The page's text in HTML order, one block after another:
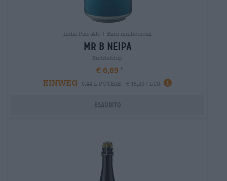
India Pale Ale | Birra multicereali
mr b neipa
Buddelship
€ 6,69
EINWEG
0,44 L POTERE - € 15,20 / LTR
Esaurito